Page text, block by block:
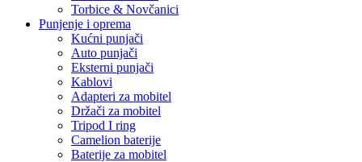
Torbice & Novčanici
Punjenje i oprema
Kućni punjači
Auto punjači
Eksterni punjači
Kablovi
Adapteri za mobitel
Držači za mobitel
Tripod I ring
Camelion baterije
Baterije za mobitel